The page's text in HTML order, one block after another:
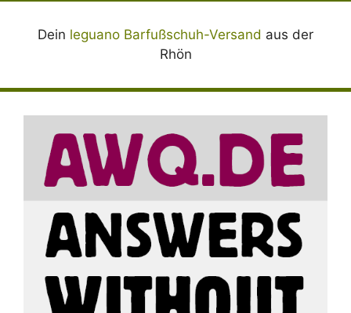
Dein leguano Barfußschuh-Versand aus der
Rhön